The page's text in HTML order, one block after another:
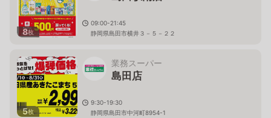
8枚
09:00-21:45
静岡県島田市横井３－５－２２
5枚
業務スーパー
島田店
9:30-19:30
静岡県島田市中河町8954-1